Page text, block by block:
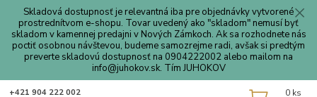
Skladová dostupnosť je relevantná iba pre objednávky vytvorené
prostrednítvom e-shopu. Tovar uvedený ako "skladom" nemusí byť
skladom v kamennej predajni v Nových Zámkoch. Ak sa rozhodnete nás
poctiť osobnou návštevou, budeme samozrejme radi, avšak si predtým
preverte skladovú dostupnosť na 0904222002 alebo mailom na
info@juhokov.sk. Tím JUHOKOV
+421 904 222 002
0 ks